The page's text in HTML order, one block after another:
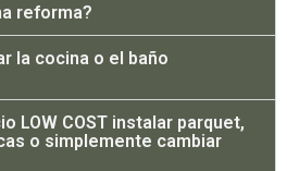
reforma?
la cocina o el baño
LOW COST instalar parquet,
o simplemente cambiar